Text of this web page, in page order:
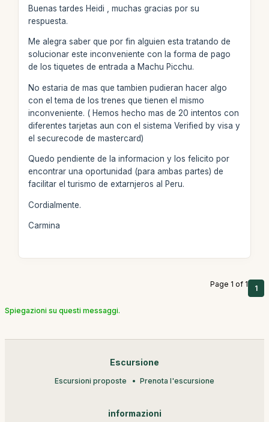
Buenas tardes Heidi , muchas gracias por su
respuesta.
Me alegra saber que por fin alguien esta tratando de
solucionar este inconveniente con la forma de pago
de los tiquetes de entrada a Machu Picchu.
No estaria de mas que tambien pudieran hacer algo
con el tema de los trenes que tienen el mismo
inconveniente. ( Hemos hecho mas de 20 intentos con
diferentes tarjetas aun con el sistema Verified by visa y
el securecode de mastercard)
Quedo pendiente de la informacion y los felicito por
encontrar una oportunidad (para ambas partes) de
facilitar el turismo de extarnjeros al Peru.
Cordialmente.
Carmina
Page 1 of 1 1
Spiegazioni su questi messaggi.
Escursione
Escursioni proposte Prenota l'escursione
informazioni